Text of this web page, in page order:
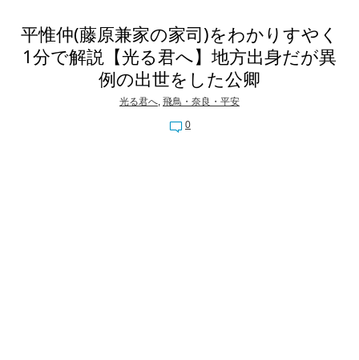
平惟仲(藤原兼家の家司)をわかりすやく
1分で解説【光る君へ】地方出身だが異
例の出世をした公卿
光る君へ, 飛鳥・奈良・平安
0